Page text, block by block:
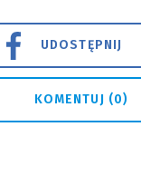
UDOSTĘPNIJ
KOMENTUJ (0)